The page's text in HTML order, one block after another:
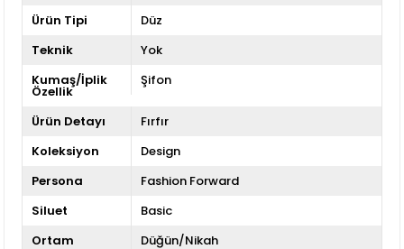
Ürün Tipi
Düz
Teknik
Yok
Kumaş/İplik
Özellik
Şifon
Ürün Detayı
Fırfır
Koleksiyon
Design
Persona
Fashion Forward
Siluet
Basic
Ortam
Düğün/Nikah